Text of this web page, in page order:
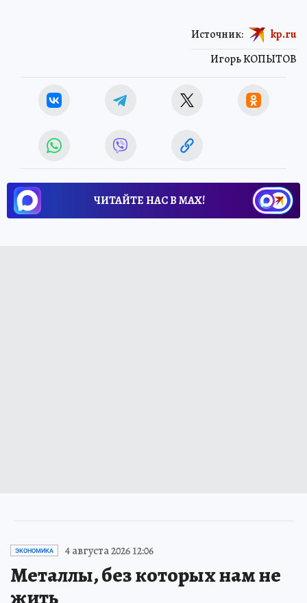
Игорь КОПЫТОВ
Источник: kp.ru
ЧИТАЙТЕ НАС В МАХ!
ЭКОНОМИКА 4 августа 2026 12:06
Металлы, без которых нам не
жить